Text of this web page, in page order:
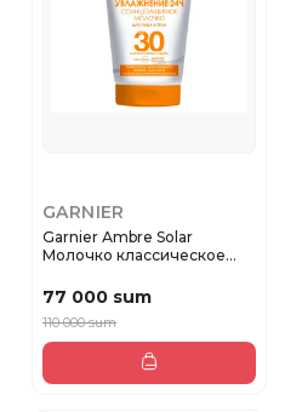
GARNIER
Garnier Аmbre Solar
Молочко классическое
77 000 sum
110 000 sum